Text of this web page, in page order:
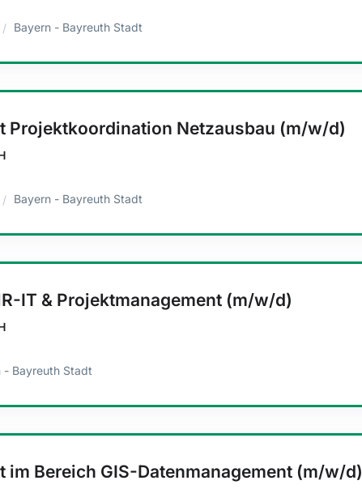
Bayern - Bayreuth Stadt
Projektkoordination Netzausbau (m/w/d)
Bayern - Bayreuth Stadt
IT & Projektmanagement (m/w/d)
- Bayreuth Stadt
im Bereich GIS-Datenmanagement (m/w/d)